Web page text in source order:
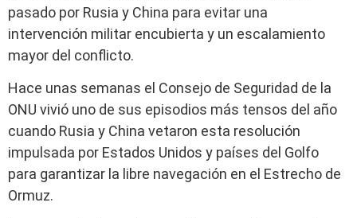
pasado por Rusia y China para evitar una
intervención militar encubierta y un escalamiento
mayor del conflicto.
Hace unas semanas el Consejo de Seguridad de la
ONU vivió uno de sus episodios más tensos del año
cuando Rusia y China vetaron esta resolución
impulsada por Estados Unidos y países del Golfo
para garantizar la libre navegación en el Estrecho de
Ormuz.